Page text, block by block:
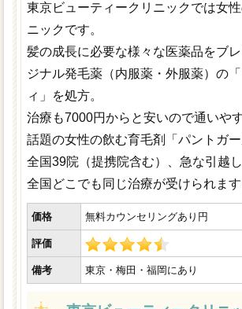
東京ビューティークリニックでは女
ニックです。
髪の成長に必要な様々な医薬品をブ
ジナル発毛薬（内服薬・外服薬）の
ィ」を処方。
治療も7000円からと安いので通いや
話題の女性の飲む育毛剤「パントガー
全国39院（提携院含む）、急な引越し
全国どこでも同じ治療が受けられます
価格 無料カウンセリングあり円
評価
備考 東京・梅田・福岡にあり